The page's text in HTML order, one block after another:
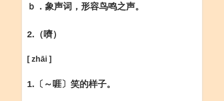
ｂ．象声词，形容鸟鸣之声。
2.（嚌）
[ zhāi ]
1.〔～啀〕笑的样子。